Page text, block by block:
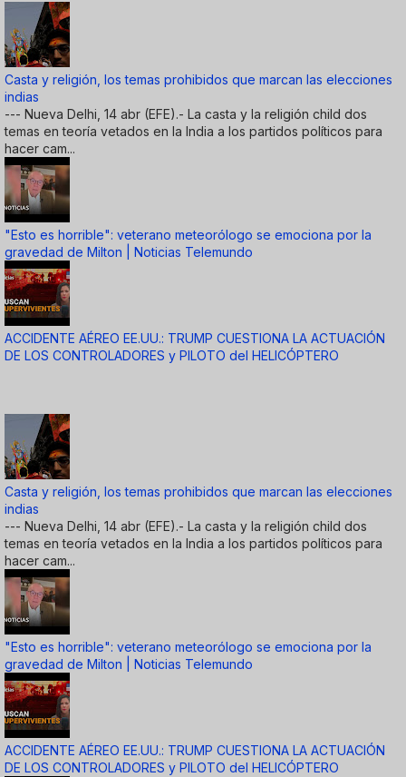
Casta y religión, los temas prohibidos que marcan las elecciones
indias
--- Nueva Delhi, 14 abr (EFE).- La casta y la religión child dos
temas en teoría vetados en la India a los partidos políticos para
hacer cam...
"Esto es horrible": veterano meteorólogo se emociona por la
gravedad de Milton | Noticias Telemundo
ACCIDENTE AÉREO EE.UU.: TRUMP CUESTIONA LA ACTUACIÓN
DE LOS CONTROLADORES y PILOTO del HELICÓPTERO
Casta y religión, los temas prohibidos que marcan las elecciones
indias
--- Nueva Delhi, 14 abr (EFE).- La casta y la religión child dos
temas en teoría vetados en la India a los partidos políticos para
hacer cam...
"Esto es horrible": veterano meteorólogo se emociona por la
gravedad de Milton | Noticias Telemundo
ACCIDENTE AÉREO EE.UU.: TRUMP CUESTIONA LA ACTUACIÓN
DE LOS CONTROLADORES y PILOTO del HELICÓPTERO